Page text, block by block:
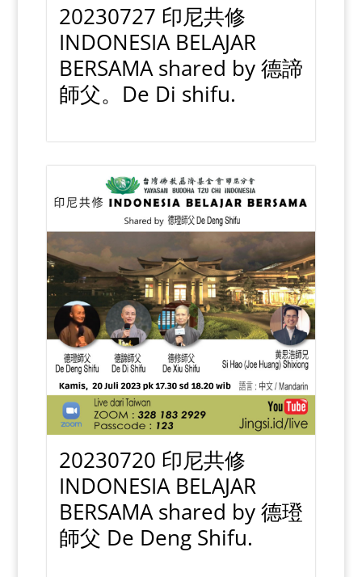
20230727 印尼共修
INDONESIA BELAJAR
BERSAMA shared by 德諦
師父。De Di shifu.
20230720 印尼共修
INDONESIA BELAJAR
BERSAMA shared by 德璒
師父 De Deng Shifu.